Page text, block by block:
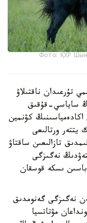
Фото: ҚХР
تۇرعىدان ناقتىلاۋ
شىڭجاڭ ساياسي-قۇقىق
كۋنمين
يتتەر ورتالىعى
تازالىعىن ساقتاۋ
نەگىزگى
ىسكە قوسقان
نەگىزگى گەنومدىق
مۋتاتسيا